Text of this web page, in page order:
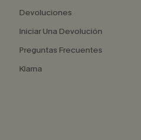
Devoluciones
Iniciar Una Devolución
Preguntas Frecuentes
Klarna